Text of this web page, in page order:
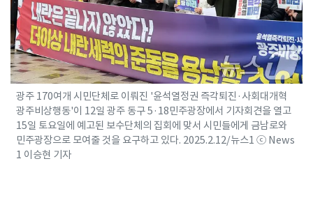
광주 170여개 시민단체로 이뤄진 '윤석열정권 즉각퇴진·사회대개혁
광주비상행동'이 12일 광주 동구 5·18민주광장에서 기자회견을 열고
15일 토요일에 예고된 보수단체의 집회에 맞서 시민들에게 금남로와
민주광장으로 모여줄 것을 요구하고 있다. 2025.2.12/뉴스1 ⓒ News
1 이승현 기자